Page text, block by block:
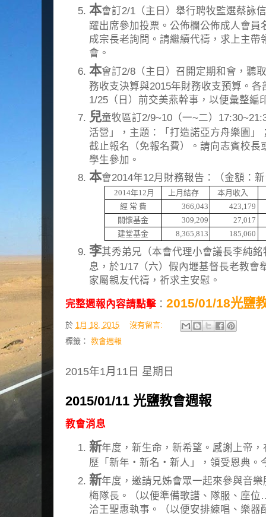
本會訂2/1（主日）舉行聘牧監選蔡詠
躍出席參加投票。公佈欄公佈成人會
成宗長老詢問。請繼續代禱，求上主
會。
本會訂2/8（主日）召開定期和會，聽
務收支決算與2015年財務收支預算。
1/25（日）前交美燕幹事，以便彙整編
兒童牧區訂2/9~10（一~二）
活營」，主題：「打造諾亞方舟樂園」
截止報名（免報名費）。請向志賓校長
學生參加。
本會2014年12月財務報告：（金額：
2014年12月 上月結存 本月收入
經 常 費
366,043
423,179
關懷基金
309,209
27,017
建堂基金
8,365,813 185,060
李其秀弟兄（本會代理小會議長李純
息，於1/17（六）假內壢基督長老教會
家屬親友代禱，祈求主安慰。
完整週報內容請點擊 ： 2015/01/18光鹽
於 1月 18, 2015
沒有留言:
標籤： 教會週報
2015年1月11日 星期日
2015/01/11 光鹽教會週報
教會消息
新年度，新生命，新希望。感謝上帝
歷「新年‧新名‧新人」，領受恩典。
新年度，邀請兄姊會眾一起來參與音
梅隊長。（以便準備歌譜、隊服、座
洽王聖惠執事。（以便安排練唱、樂